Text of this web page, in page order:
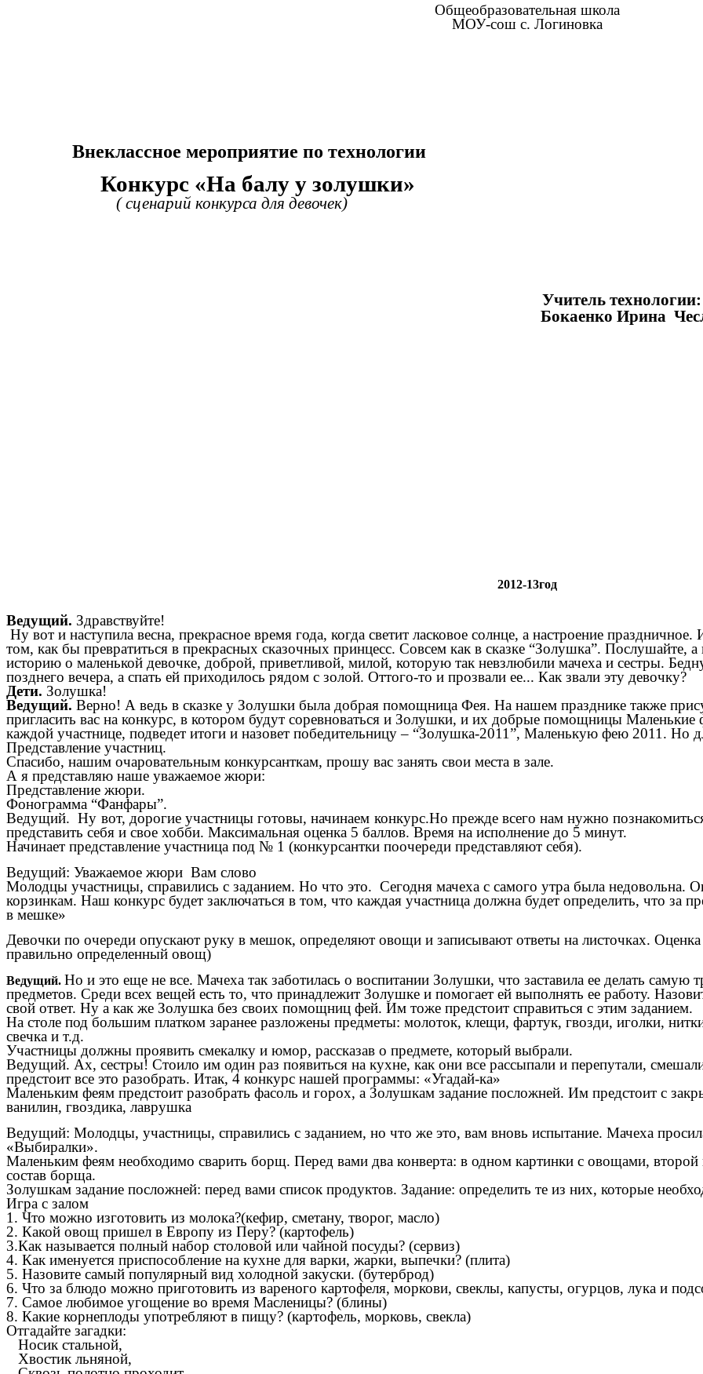
Общеобразовательная школа
МОУ-сош с. Логиновка
Внеклассное мероприятие по технологии
Конкурс «На балу у золушки»
( сценарий конкурса для девочек)
Учитель технологии:
Бокаенко Ирина
2012-13год
Ведущий. Здравствуйте!
Ну вот и наступила весна, прекрасное время года, когда светит ласковое солнце, а настроение
том, как бы превратиться в прекрасных сказочных принцесс. Совсем как в сказке “Золушка”. Послушайте,
историю о маленькой девочке, доброй, приветливой, милой, которую так невзлюбили мачеха и сестры.
позднего вечера, а спать ей приходилось рядом с золой. Оттого-то и прозвали ее... Как звали эту девочку?
Дети. Золушка!
Ведущий. Верно! А ведь в сказке у Золушки была добрая помощница Фея. На нашем празднике также
пригласить вас на конкурс, в котором будут соревноваться и Золушки, и их добрые помощницы
каждой участнице, подведет итоги и назовет победительницу – “Золушка-2011”, Маленькую фею 2011. Но
Представление участниц.
Спасибо, нашим очаровательным конкурсанткам, прошу вас занять свои места в зале.
А я представляю наше уважаемое жюри:
Представление жюри.
Фонограмма “Фанфары”.
Ведущий. Ну вот, дорогие участницы готовы, начинаем конкурс.Но прежде всего нам нужно
представить себя и свое хобби. Максимальная оценка 5 баллов. Время на исполнение до 5 минут.
Начинает представление участница под № 1 (конкурсантки поочереди представляют себя).
Ведущий: Уважаемое жюри Вам слово
Молодцы участницы, справились с заданием. Но что это. Сегодня мачеха с самого утра была недовольна.
корзинкам. Наш конкурс будет заключаться в том, что каждая участница должна будет определить, что
в мешке»
Девочки по очереди опускают руку в мешок, определяют овощи и записывают ответы на листочках.
правильно определенный овощ)
Ведущий. Но и это еще не все. Мачеха так заботилась о воспитании Золушки, что заставила ее делать
предметов. Среди всех вещей есть то, что принадлежит Золушке и помогает ей выполнять ее работу.
свой ответ. Ну а как же Золушка без своих помощниц фей. Им тоже предстоит справиться с этим заданием.
На столе под большим платком заранее разложены предметы: молоток, клещи, фартук, гвозди, иголки,
свечка и т.д.
Участницы должны проявить смекалку и юмор, рассказав о предмете, который выбрали.
Ведущий. Ах, сестры! Стоило им один раз появиться на кухне, как они все рассыпали и перепутали,
предстоит все это разобрать. Итак, 4 конкурс нашей программы: «Угадай-ка»
Маленьким феям предстоит разобрать фасоль и горох, а Золушкам задание посложней. Им предстоит с
ванилин, гвоздика, лаврушка
Ведущий: Молодцы, участницы, справились с заданием, но что же это, вам вновь испытание. Мачеха
«Выбиралки».
Маленьким феям необходимо сварить борщ. Перед вами два конверта: в одном картинки с овощами,
состав борща.
Золушкам задание посложней: перед вами список продуктов. Задание: определить те из них, которые
Игра с залом
1. Что можно изготовить из молока?(кефир, сметану, творог, масло)
2. Какой овощ пришел в Европу из Перу? (картофель)
3.Как называется полный набор столовой или чайной посуды? (сервиз)
4. Как именуется приспособление на кухне для варки, жарки, выпечки? (плита)
5. Назовите самый популярный вид холодной закуски. (бутерброд)
6. Что за блюдо можно приготовить из вареного картофеля, моркови, свеклы, капусты, огурцов, лука и
7. Самое любимое угощение во время Масленицы? (блины)
8. Какие корнеплоды употребляют в пищу? (картофель, морковь, свекла)
Отгадайте загадки:
Носик стальной,
Хвостик льняной,